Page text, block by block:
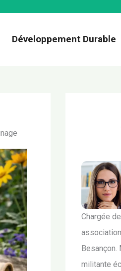
Développement Durable
Chargée
Besançon.
militante